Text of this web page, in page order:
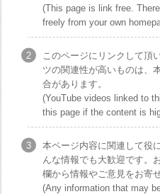
(This page is link free.
freely from your own
このページにリンクして頂
ツの関連性が高いものは、
合があります。
(YouTube videos linked to
this page if the content is
本ページ内容に関連して役
んな情報でも大歓迎です。
欄から情報やご意見をお寄
(Any information that may